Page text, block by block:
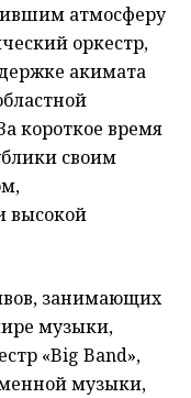
атмосферу
оркестр,
акимата
короткое время
своим
высокой
занимающих
музыки,
«Big Band»,
музыки,